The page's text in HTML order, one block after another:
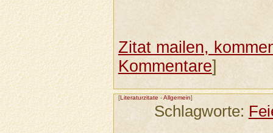
Zitat mailen,
Kommentare]
[Literaturzitate -Allgemein]
Schlagworte: